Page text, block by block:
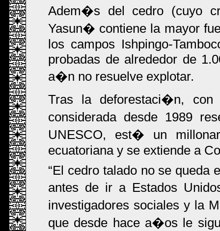
Adem�s del cedro (cuyo
Yasun� contiene la mayor
los campos Ishpingo-
probadas de alrededor de
a�n no resuelve explotar.
Tras la deforestaci�n,
considerada desde 1989
UNESCO, est� un
ecuatoriana y se extiende a
El cedro talado no se queda
antes de ir a Estados
investigadores sociales y la
que desde hace a�os le